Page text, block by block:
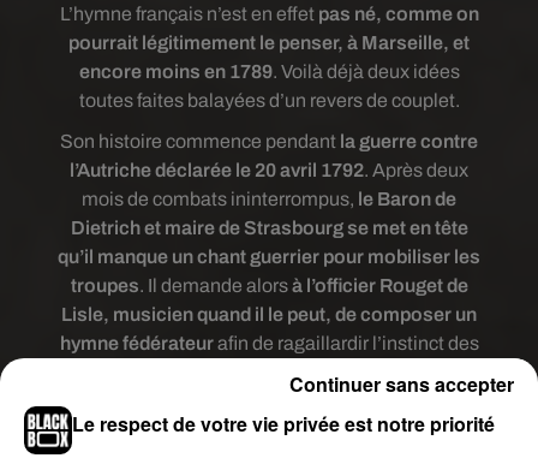
L’hymne français n’est en effet pas né, comme on
pourrait légitimement le penser, à Marseille, et
encore moins en 1789. Voilà déjà deux idées
toutes faites balayées d’un revers de couplet.
Son histoire commence pendant la guerre contre
l’Autriche déclarée le 20 avril 1792. Après deux
mois de combats ininterrompus, le Baron de
Dietrich et maire de Strasbourg se met en tête
qu’il manque un chant guerrier pour mobiliser les
troupes. Il demande alorsà l’officier Rouget de
Lisle, musicien quand il le peut, de composer un
hymne fédérateurafin de ragaillardir l’instinct des
morceau intituléLe Chant de guerre pour
Le respect de votre vie privée est notre priorité
Continuer sans accepter